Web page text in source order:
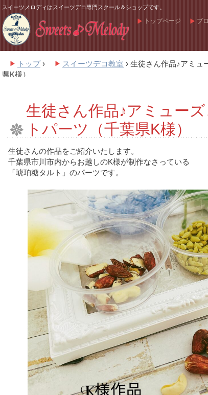
スイーツメロディはスイーツデコ専門スクール＆ショップです。
トップページ ブ
トップ › スイーツデコ教室 › 生徒さん作品♪アミュ
県K様）
生徒さん作品♪アミュー
トパーツ（千葉県K様）
生徒さんの作品をご紹介いたします。
千葉県市川市内からお越しのK様が制作なさっている
「琥珀糖タルト」のパーツです。